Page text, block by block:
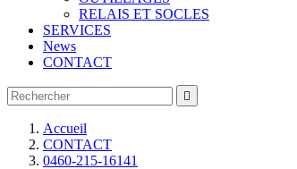
RELAIS ET SOCLES
SERVICES
News
CONTACT

Accueil
CONTACT
0460-215-16141